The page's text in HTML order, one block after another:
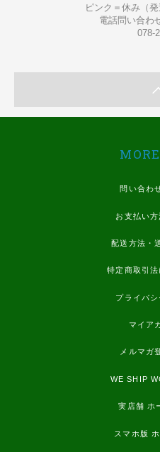
ピンク＝休み（
電話問い合わ
078-
問い合わ
お支払い方
配送方法・
特定商取引
プライバシ
マイア
メルマガ
WE SHIP
実店舗 ホ
スマホ版